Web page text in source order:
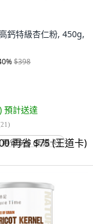
鈣特級杏仁粉, 450g,
%$398
預計送達
21)
再省 $75 (王道卡)